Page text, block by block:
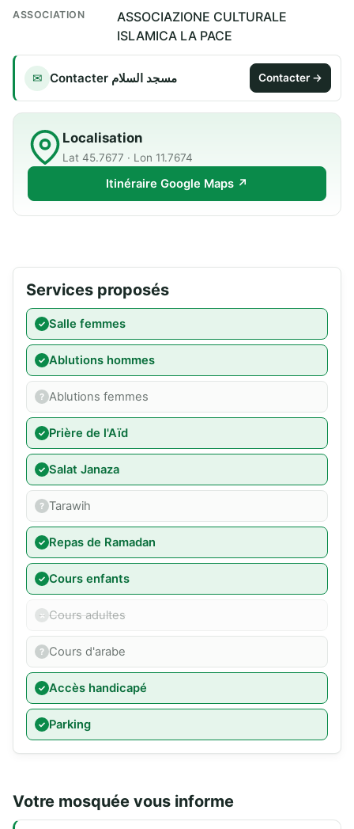
ASSOCIATION
ASSOCIAZIONE CULTURALE
ISLAMICA LA PACE
✉ Contacter مسجد السلام Contacter →
Localisation
Lat 45.7677 · Lon 11.7674
Itinéraire Google Maps ↗
Services proposés
Salle femmes
Ablutions hommes
Ablutions femmes
Prière de l'Aïd
Salat Janaza
Tarawih
Repas de Ramadan
Cours enfants
Cours adultes
Cours d'arabe
Accès handicapé
Parking
Votre mosquée vous informe